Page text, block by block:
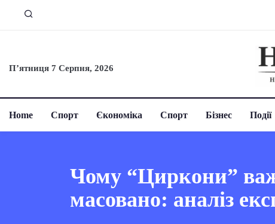
П’ятниця 7 Серпня, 2026
Home Спорт Єкономіка Спорт Бізнес Події
Чому “Циркони”
масовано: аналіз